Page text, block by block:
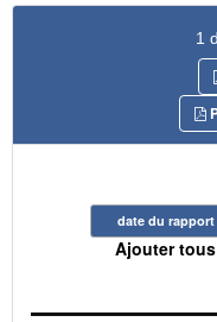
1
date du rapport
Ajouter